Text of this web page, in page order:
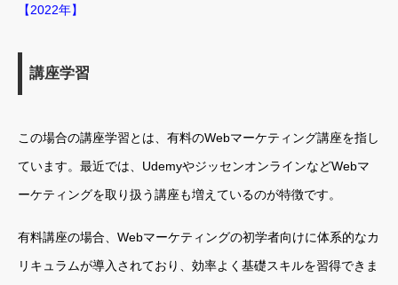
【2022年】
講座学習
この場合の講座学習とは、有料のWebマーケティング講座を指し
ています。最近では、UdemyやジッセンオンラインなどWebマ
ーケティングを取り扱う講座も増えているのが特徴です。
有料講座の場合、Webマーケティングの初学者向けに体系的なカ
リキュラムが導入されており、効率よく基礎スキルを習得できま